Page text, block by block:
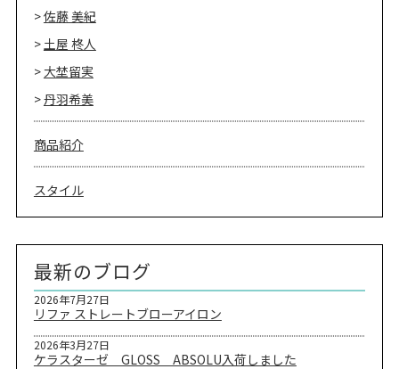
佐藤 美紀
土屋 柊人
大埜留実
丹羽希美
商品紹介
スタイル
最新のブログ
リファ ストレートブローアイロン
2026年7月27日
ケラスターゼ GLOSS ABSOLU入荷しました
2026年3月27日